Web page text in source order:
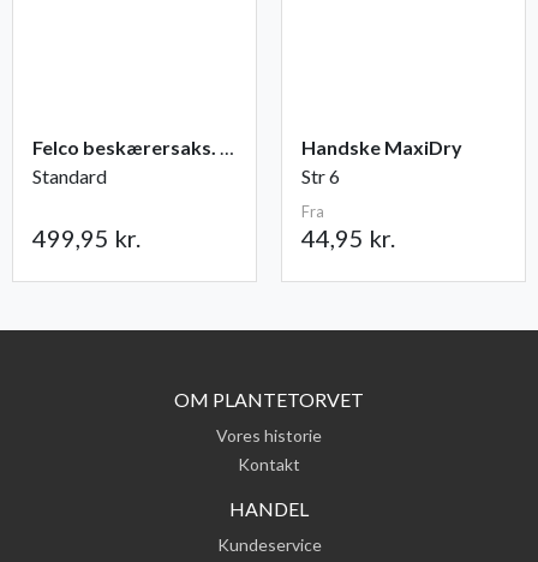
Felco beskærersaks. nr. 2
Standard
499,95 kr.
Handske MaxiDry
Str 6
Fra
44,95 kr.
OM PLANTETORVET
Vores historie
Kontakt
HANDEL
Kundeservice